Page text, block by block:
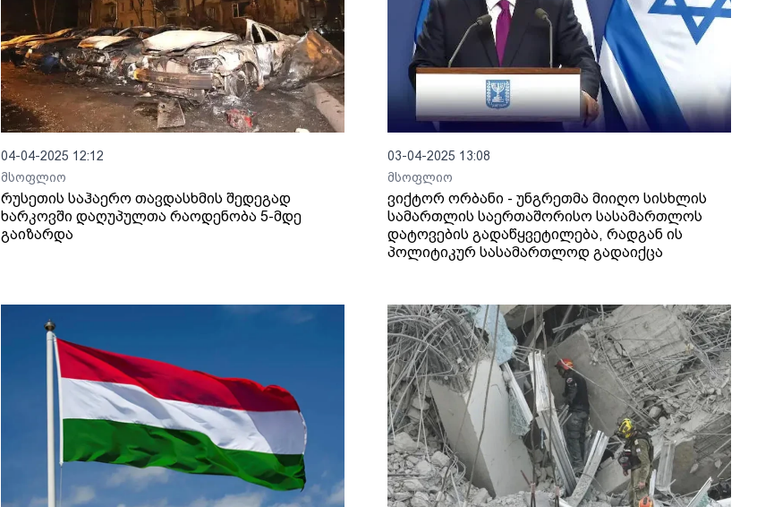
04-04-2025 12:12
მსოფლიო
რუსეთის საჰაერო თავდასხმის შედეგად
ხარკოვში დაღუპულთა რაოდენობა 5-მდე
გაიზარდა
03-04-2025 13:08
მსოფლიო
ვიქტორ ორბანი - უნგრეთმა მიიღო სისხლის
სამართლის საერთაშორისო სასამართლოს
დატოვების გადაწყვეტილება, რადგან ის
პოლიტიკურ სასამართლოდ გადაიქცა